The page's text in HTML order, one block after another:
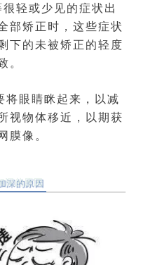
轻或少见的症状出
部矫正时，这些症状
下的未被矫正的轻度
。
将眼睛眯起来，以减
视物体移近，以期获
膜像。
深的原因